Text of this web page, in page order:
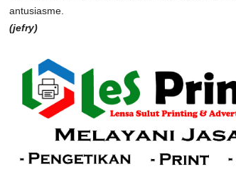
antusiasme.
(jefry)